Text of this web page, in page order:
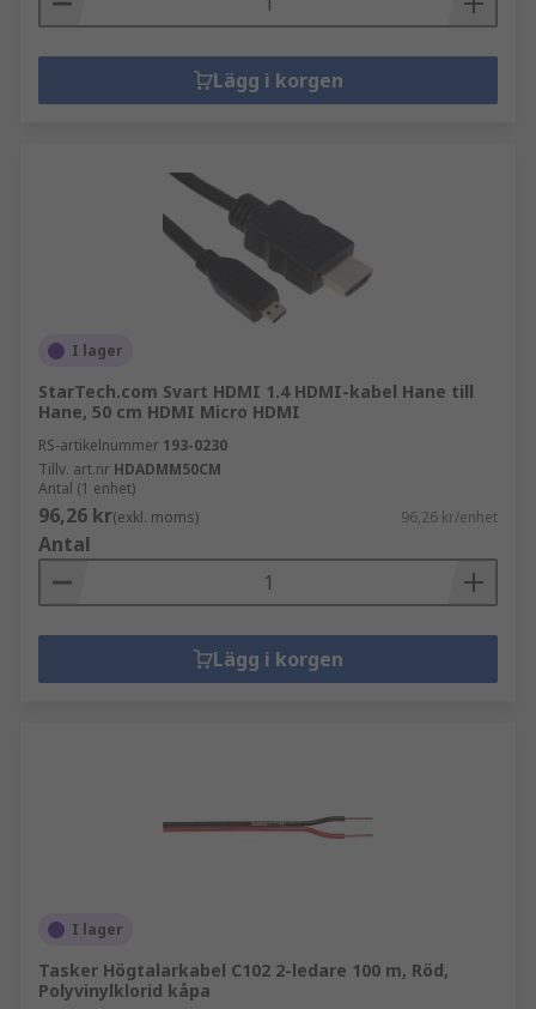
Lägg i korgen
I lager
StarTech.com Svart HDMI 1.4 HDMI-kabel Hane till
Hane, 50 cm HDMI Micro HDMI
RS-artikelnummer 193-0230
Tillv. art.nr HDADMM50CM
Antal (1 enhet)
96,26 kr(exkl. moms) 96,26 kr/enhet
Antal
Lägg i korgen
I lager
Tasker Högtalarkabel C102 2-ledare 100 m, Röd,
Polyvinylklorid kåpa